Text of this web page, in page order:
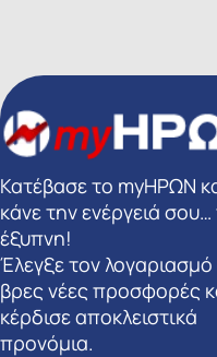
Κατέβασε το myΗΡΩΝ
κάνε την ενέργειά σου…
έξυπνη!
Έλεγξε τον
βρες νέες προσφορές
κέρδισε αποκλειστικά
προνόμια.